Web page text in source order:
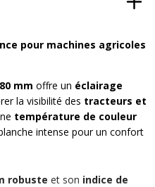
pour machines agricoles
mm offre un éclairage
la visibilité des tracteurs et
température de couleur
intense pour un confort
robuste et son indice de